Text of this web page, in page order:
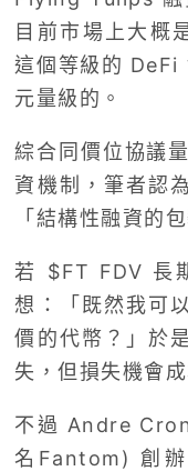
目前市場上大
這個等級的 DeFi
元量級的。
綜合同價位協議
資機制，筆者認
「結構性融資的
若 $FT FDV 長
想：「既然我可
價的代幣？」於
失，但損失機會
不過 Andre
名Fantom) 創